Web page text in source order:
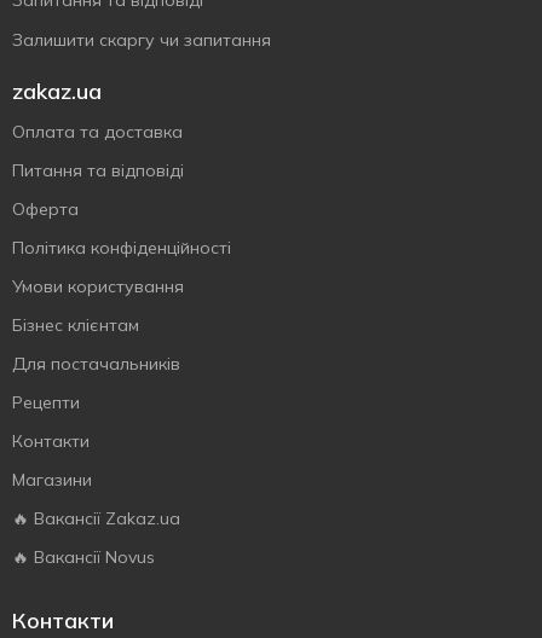
Залишити скаргу чи запитання
zakaz.ua
Оплата та доставка
Питання та відповіді
Оферта
Політика конфіденційності
Умови користування
Бізнес клієнтам
Для постачальників
Рецепти
Контакти
Магазини
🔥 Вакансії Zakaz.ua
🔥 Вакансії Novus
Контакти